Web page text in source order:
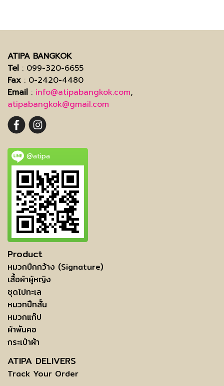
ATIPA BANGKOK
Tel : 099-320-6655
Fax : 0-2420-4480
Email : info@atipabangkok.com,
atipabangkok@gmail.com
@atipa
Product
หมวกปีกกว้าง (Signature)
เสื้อผ้าผู้หญิง
ชุดไปทะเล
หมวกปีกสั้น
หมวกแก๊ป
ผ้าพันคอ
กระเป๋าผ้า
ATIPA DELIVERS
Track Your Order